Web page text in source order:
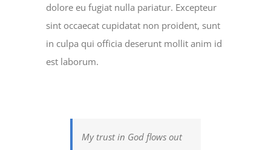
dolore eu fugiat nulla pariatur. Excepteur
sint occaecat cupidatat non proident, sunt
in culpa qui officia deserunt mollit anim id
est laborum.
My trust in God flows out